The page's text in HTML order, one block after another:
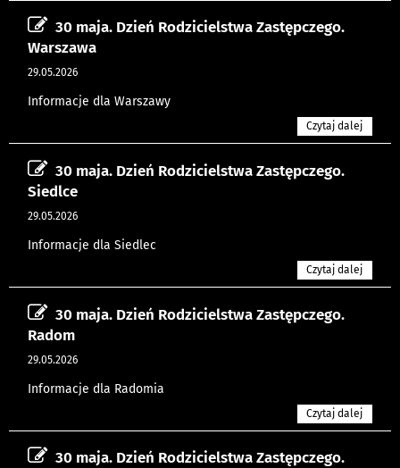
30 maja. Dzień Rodzicielstwa Zastępczego.
Warszawa
29.05.2026
Informacje dla Warszawy
Czytaj dalej
30 maja. Dzień Rodzicielstwa Zastępczego.
Siedlce
29.05.2026
Informacje dla Siedlec
Czytaj dalej
30 maja. Dzień Rodzicielstwa Zastępczego.
Radom
29.05.2026
Informacje dla Radomia
Czytaj dalej
30 maja. Dzień Rodzicielstwa Zastępczego.